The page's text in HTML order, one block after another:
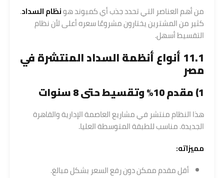
من أهم العناصر التي تحدد جذب أي كمبوند هونظام السداد.
كثير من المشترين يختارون مشروعًا سعره أعلى لأن نظام
التقسيط أسهل.
11.1 أنواع أنظمة السداد المنتشرة في
مصر
1) مقدم 10% وتقسيط حتى 8 سنوات
هذا النظام منتشر في مشاريع العاصمة الإدارية والقاهرة
الجديدة. مناسب للطبقة المتوسطة العليا.
مميزاته:
أقل مقدم ممكن دون رفع السعر بشكل مبالغ.